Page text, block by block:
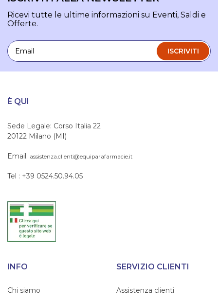
Ricevi tutte le ultime informazioni su Eventi, Saldi e
Offerte.
Email
ISCRIVITI
È QUI
Sede Legale: Corso Italia 22
20122 Milano (MI)
Email: assistenza.clienti@equiparafarmacie.it
Tel : +39 0524.50.94.05
INFO
Chi siamo
SERVIZIO CLIENTI
Assistenza clienti